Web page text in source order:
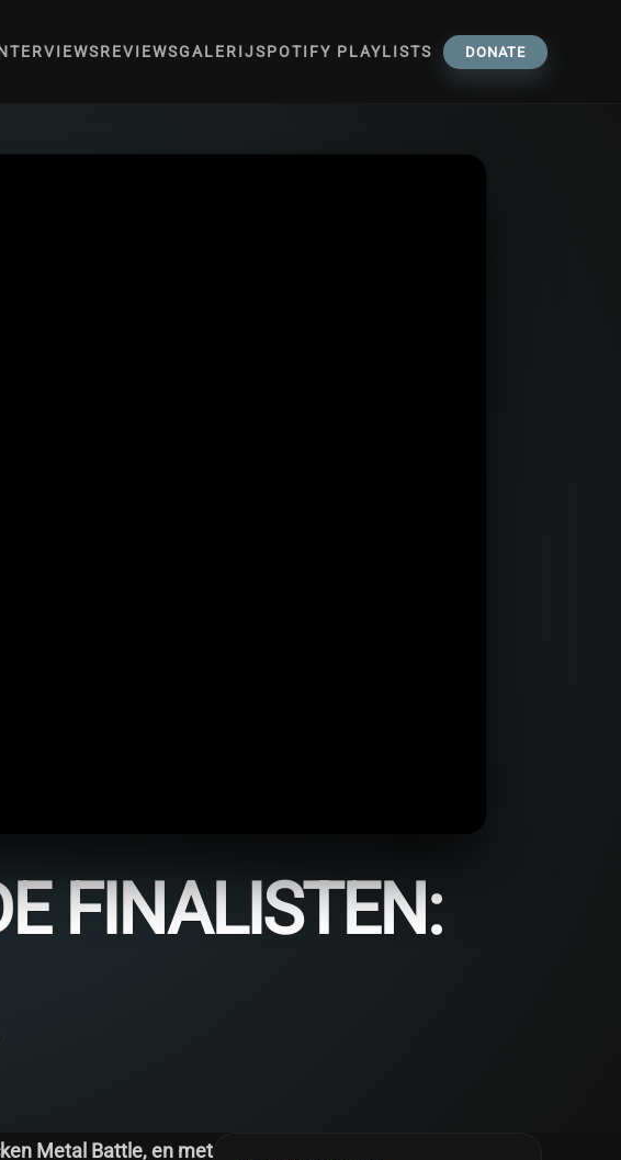
REVIEWSGALERIJSPOTIFY PLAYLISTS DONATE
FINALISTEN:
Metal Battle, en met